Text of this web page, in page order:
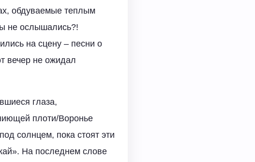
обдуваемые теплым
не ослышались?!
на сцену – песни о
вечер не ожидал
глаза,
плоти/Воронье
солнцем, пока стоят эти
На последнем слове